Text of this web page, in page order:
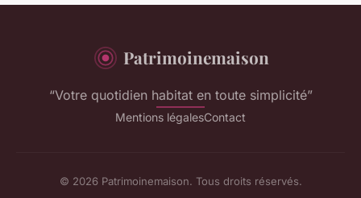
Patrimoinemaison
“Votre quotidien habitat en toute simplicité”
Mentions légalesContact
© 2026 Patrimoinemaison. Tous droits réservés.